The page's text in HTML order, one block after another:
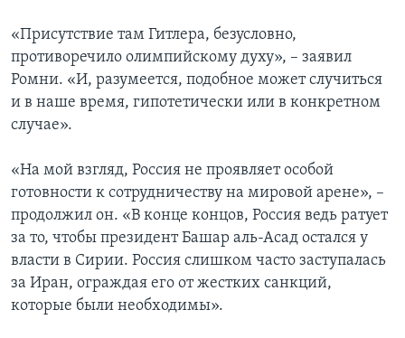
«Присутствие там Гитлера, безусловно,
противоречило олимпийскому духу», – заявил
Ромни. «И, разумеется, подобное может случиться
и в наше время, гипотетически или в конкретном
случае».
«На мой взгляд, Россия не проявляет особой
готовности к сотрудничеству на мировой арене», –
продолжил он. «В конце концов, Россия ведь ратует
за то, чтобы президент Башар аль-Асад остался у
власти в Сирии. Россия слишком часто заступалась
за Иран, ограждая его от жестких санкций,
которые были необходимы».